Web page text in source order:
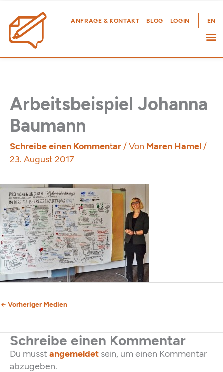
Inhalt
springen
ANFRAGE & KONTAKT BLOG LOGIN EN
Arbeitsbeispiel Johanna
Baumann
Schreibe einen Kommentar/ Von Maren Hamel/
23. August 2017
← Vorheriger Medien
Schreibe einen Kommentar
Du musst angemeldet sein, um einen Kommentar
abzugeben.